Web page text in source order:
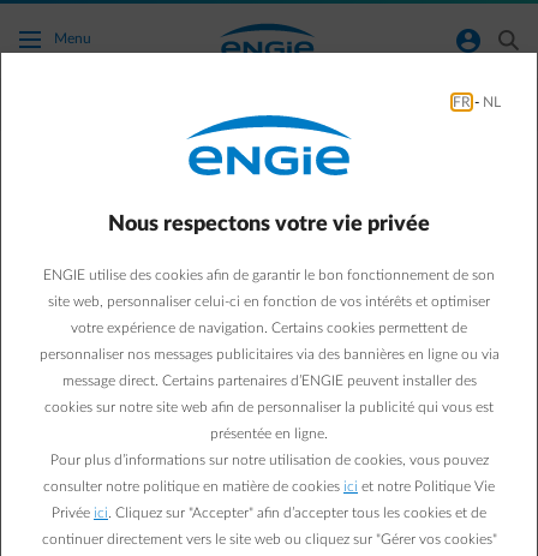
Accéder au contenu principal
Menu normal-account-circle search
Chauffage
Tout savoir sur l’entretien
de votre chaudière au gaz
Seul 1 Belge sur 3 fait contrôler régulièrement son système
de chauffage. Or, le contrôle périodique est obligatoire et la
maintenance est plus que conseillée, car une chaudière
FR - NL
Nous respectons votre vie privée
ENGIE utilise des cookies afin de garantir le bon fonctionnement de son
site web, personnaliser celui-ci en fonction de vos intérêts et optimiser
votre expérience de navigation. Certains cookies permettent de
personnaliser nos messages publicitaires via des bannières en ligne ou via
message direct. Certains partenaires d’ENGIE peuvent installer des
cookies sur notre site web afin de personnaliser la publicité qui vous est
présentée en ligne.
Pour plus d’informations sur notre utilisation de cookies, vous pouvez
consulter notre politique en matière de cookies ici et notre Politique Vie
Privée ici . Cliquez sur "Accepter" afin d’accepter tous les cookies et de
continuer directement vers le site web ou cliquez sur "Gérer vos cookies"